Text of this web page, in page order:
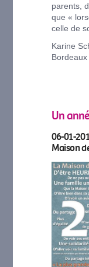
parents,
que «
celle de
Karine
Bordeaux
Un
06-01-
Maison